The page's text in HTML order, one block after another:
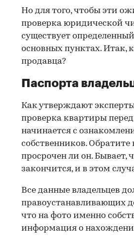
Но для того, чтобы эти
проверка юридической
существует
основных пунктах. Итак,
продавца?
Паспорта
Как утверждают
проверка квартиры
начинается с
собственников.
просрочен ли он. Бывает,
закончится, и в этом
Все данные владельцев
правоустанавливающих
что на фото именно
информация о